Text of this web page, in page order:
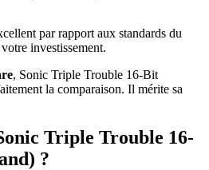
par rapport aux standards du
investissement.
, Sonic Triple Trouble 16-Bit
la comparaison. Il mérite sa
Triple Trouble 16-
?